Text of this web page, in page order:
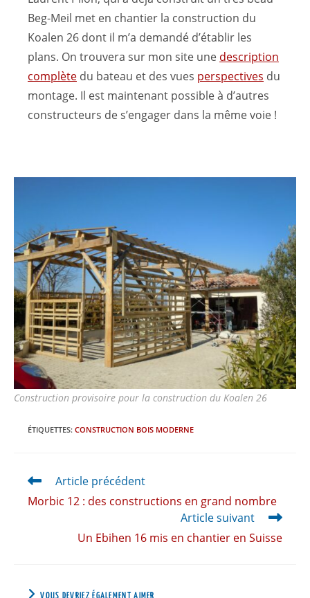
Beg-Meil met en chantier la construction du
Koalen 26 dont il m’a demandé d’établir les
plans. On trouvera sur mon site une description
complète du bateau et des vues perspectives du
montage. Il est maintenant possible à d’autres
constructeurs de s’engager dans la même voie !
Construction provisoire pour la construction du Koalen 26
ÉTIQUETTES: CONSTRUCTION BOIS MODERNE
Article précédent
Morbic 12 : des constructions en grand nombre
Article suivant
Un Ebihen 16 mis en chantier en Suisse